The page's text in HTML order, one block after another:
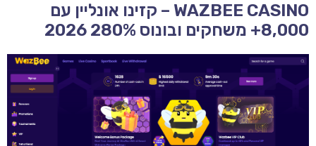
WAZBEE CASINO – קזינו אונליין עם
8,000+ משחקים ובונוס 280% 2026